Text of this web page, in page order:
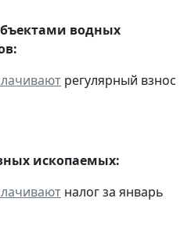
водных
регулярный взнос
ископаемых:
налог за январь